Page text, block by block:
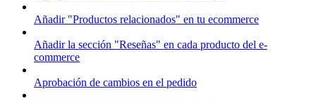
Añadir "Productos relacionados" en tu ecommerce
Añadir la sección "Reseñas" en cada producto del e-
commerce
Aprobación de cambios en el pedido